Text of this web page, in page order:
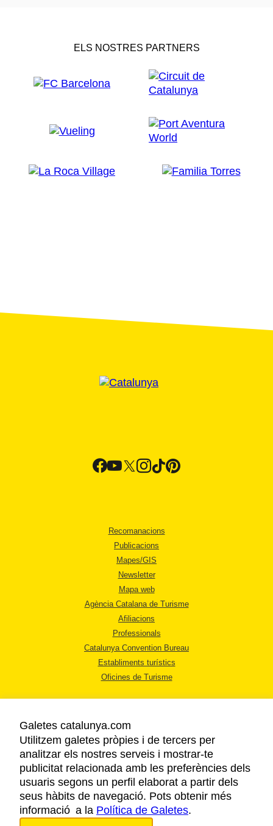
ELS NOSTRES PARTNERS
Recomanacions
Publicacions
Mapes/GIS
Newsletter
Mapa web
Agència Catalana de Turisme
Afiliacions
Professionals
Catalunya Convention Bureau
Establiments turístics
Oficines de Turisme
AVÍS LEGAL
POLÍTICA DE PRIVACITAT
COOKIES
ACCESSIBILITAT
Galetes catalunya.com
Utilitzem galetes pròpies i de tercers per
analitzar els nostres serveis i mostrar-te
publicitat relacionada amb les preferències dels
usuaris segons un perfil elaborat a partir dels
seus hàbits de navegació. Pots obtenir més
informació a la Política de Galetes.